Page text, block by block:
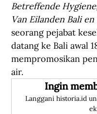
Betreffende
Van Eilanden Bali
seorang pejabat
datang ke Bali awal
mempromosikan
air.
Ingin
Langgani historia.id